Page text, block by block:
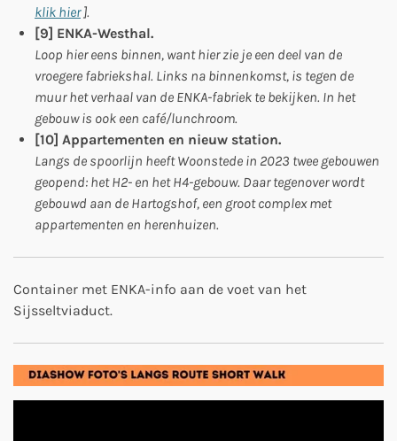
klik hier].
[9] ENKA-Westhal.
Loop hier eens binnen, want hier zie je een deel van de
vroegere fabriekshal. Links na binnenkomst, is tegen de
muur het verhaal van de ENKA-fabriek te bekijken. In het
gebouw is ook een café/lunchroom.
[10] Appartementen en nieuw station.
Langs de spoorlijn heeft Woonstede in 2023 twee gebouwen
geopend: het H2- en het H4-gebouw. Daar tegenover wordt
gebouwd aan de Hartogshof, een groot complex met
appartementen en herenhuizen.
Container met ENKA-info aan de voet van het
Sijsseltviaduct.